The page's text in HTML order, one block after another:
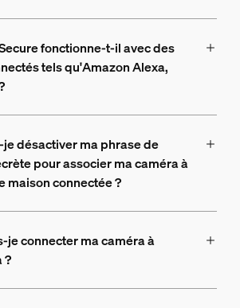
fonctionne-t-il avec des
tels qu'Amazon Alexa,
désactiver ma phrase de
pour associer ma caméra à
maison connectée ?
je connecter ma caméra à
?